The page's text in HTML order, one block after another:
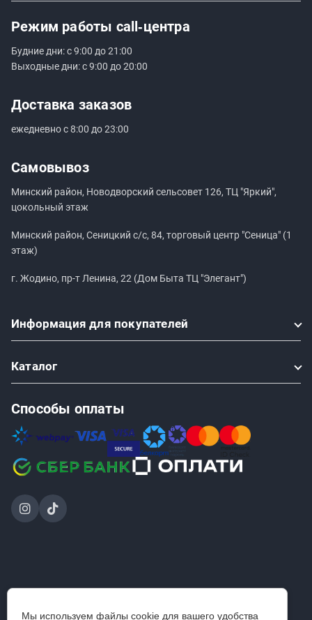
Режим работы call‑центра
Будние дни: с 9:00 до 21:00
Выходные дни: с 9:00 до 20:00
Доставка заказов
ежедневно с 8:00 до 23:00
Самовывоз
Минский район, Новодворский сельсовет 126, ТЦ "Яркий",
цокольный этаж
Минский район, Сеницкий с/с, 84, торговый центр "Сеница" (1
этаж)
г. Жодино, пр-т Ленина, 22 (Дом Быта ТЦ "Элегант")
Информация для покупателей
Каталог
Способы оплаты
Мы используем файлы cookie для вашего удобства